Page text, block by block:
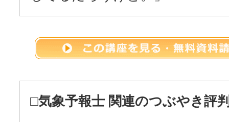
□気象予報士 関連のつぶやき評